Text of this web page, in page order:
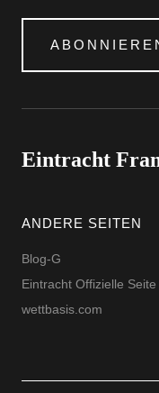
Eintracht
ANDERE SEITEN
Blog-G
Eintracht Offizielle Seite
wettbasis.com